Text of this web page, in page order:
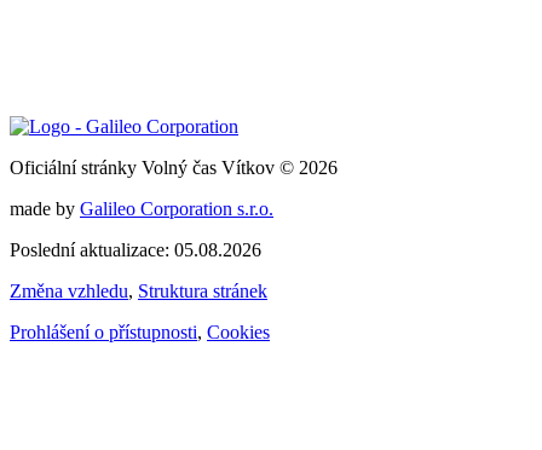
Oficiální stránky Volný čas Vítkov © 2026
made by Galileo Corporation s.r.o.
Poslední aktualizace: 05.08.2026
Změna vzhledu, Struktura stránek
Prohlášení o přístupnosti, Cookies